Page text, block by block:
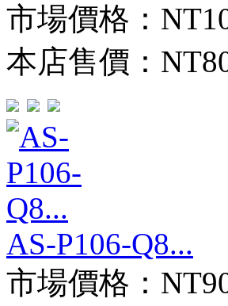
市場價格：
本店售價：
AS-P106-Q8...
市場價格：